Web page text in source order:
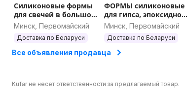
Силиконовые формы
для свечей в большом
ассортименте
Минск, Первомайский
Доставка по Беларуси
ФОРМЫ силиконовые
для гипса, эпоксидной
смолы, жидкого
пластика
Минск, Первомайский
Доставка по Беларуси
Все объявления продавца
Kufar не несет ответственности за предлагаемый товар.